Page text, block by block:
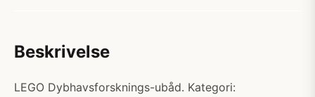
Beskrivelse
LEGO Dybhavsforsknings-ubåd. Kategori: